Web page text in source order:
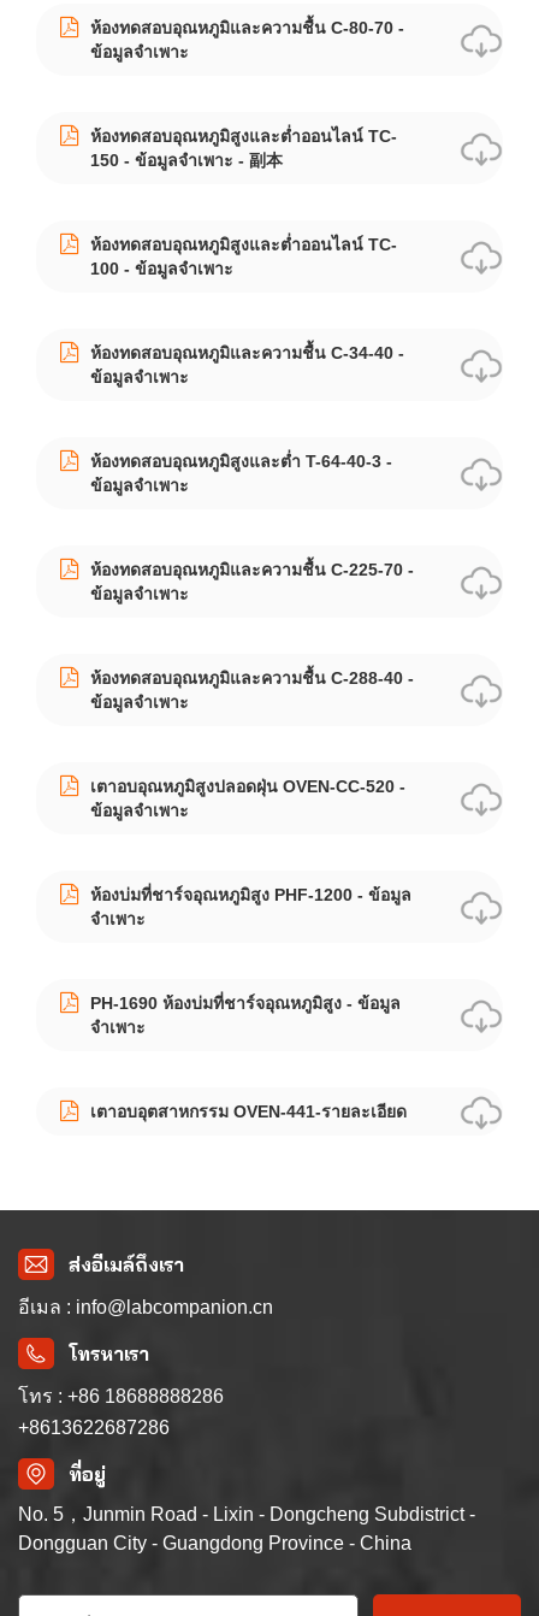
ห้องทดสอบอุณหภูมิและความชื้น C-80-70 -
ข้อมูลจำเพาะ
ห้องทดสอบอุณหภูมิสูงและต่ำออนไลน์ TC-
150 - ข้อมูลจำเพาะ - 副本
ห้องทดสอบอุณหภูมิสูงและต่ำออนไลน์ TC-
100 - ข้อมูลจำเพาะ
ห้องทดสอบอุณหภูมิและความชื้น C-34-40 -
ข้อมูลจำเพาะ
ห้องทดสอบอุณหภูมิสูงและต่ำ T-64-40-3 -
ข้อมูลจำเพาะ
ห้องทดสอบอุณหภูมิและความชื้น C-225-70 -
ข้อมูลจำเพาะ
ห้องทดสอบอุณหภูมิและความชื้น C-288-40 -
ข้อมูลจำเพาะ
เตาอบอุณหภูมิสูงปลอดฝุ่น OVEN-CC-520 -
ข้อมูลจำเพาะ
ห้องบ่มที่ชาร์จอุณหภูมิสูง PHF-1200 - ข้อมูล
จำเพาะ
PH-1690 ห้องบ่มที่ชาร์จอุณหภูมิสูง - ข้อมูล
จำเพาะ
เตาอบอุตสาหกรรม OVEN-441-รายละเอียด
ส่งอีเมล์ถึงเรา
อีเมล : info@labcompanion.cn
โทรหาเรา
โทร : +86 18688888286
+8613622687286
ที่อยู่
No. 5，Junmin Road - Lixin - Dongcheng Subdistrict -
Dongguan City - Guangdong Province - China